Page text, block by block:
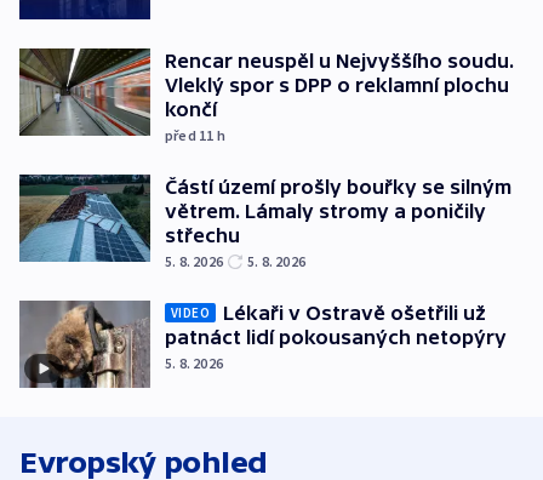
Rencar neuspěl u Nejvyššího soudu.
Vleklý spor s DPP o reklamní plochu
končí
před 11 h
Částí území prošly bouřky se silným
větrem. Lámaly stromy a poničily
střechu
5. 8. 2026 5. 8. 2026
VIDEO
Lékaři v Ostravě ošetřili už
patnáct lidí pokousaných netopýry
5. 8. 2026
Evropský pohled